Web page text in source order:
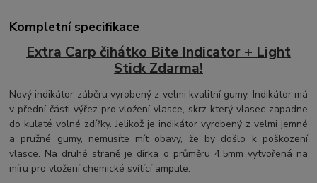
Kompletní specifikace
Extra Carp čihátko Bite Indicator + Light
Stick Zdarma!
Nový indikátor záběru vyrobený z velmi kvalitní gumy. Indikátor má
v přední části výřez pro vložení vlasce, skrz který vlasec zapadne
do kulaté volné zdířky. Jelikož je indikátor vyrobený z velmi jemné
a pružné gumy, nemusíte mít obavy, že by došlo k poškození
vlasce. Na druhé straně je dírka o průměru 4,5mm vytvořená na
míru pro vložení chemické svítící ampule.